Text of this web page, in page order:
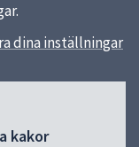
dina inställningar
kakor